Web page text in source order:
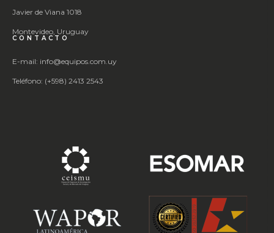
Javier de Viana 1018
Montevideo, Uruguay
CONTACTO
E-mail: info@equipos.com.uy
Teléfono: (+598) 2413 2543